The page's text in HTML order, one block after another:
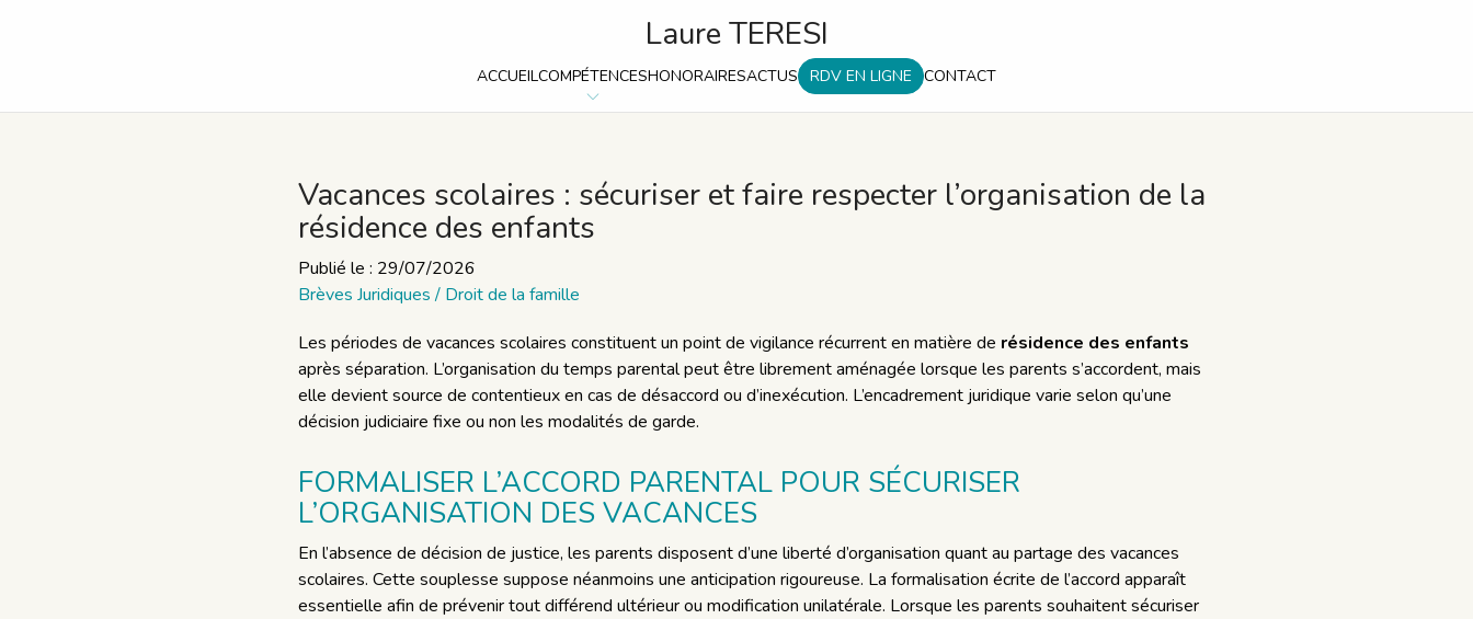
Laure TERESI
ACCUEILCOMPÉTENCESHONORAIRESACTUS RDV EN LIGNE CONTACT
Vacances scolaires : sécuriser et faire respecter l’organisation de la
résidence des enfants
Publié le : 29/07/2026
Brèves Juridiques/ Droit de la famille
Les périodes de vacances scolaires constituent un point de vigilance récurrent en matière de résidence des enfants
après séparation. L’organisation du temps parental peut être librement aménagée lorsque les parents s’accordent, mais
elle devient source de contentieux en cas de désaccord ou d’inexécution. L’encadrement juridique varie selon qu’une
décision judiciaire fixe ou non les modalités de garde.
FORMALISER L’ACCORD PARENTAL POUR SÉCURISER
L’ORGANISATION DES VACANCES
En l’absence de décision de justice, les parents disposent d’une liberté d’organisation quant au partage des vacances
scolaires. Cette souplesse suppose néanmoins une anticipation rigoureuse. La formalisation écrite de l’accord apparaît
essentielle afin de prévenir tout différend ultérieur ou modification unilatérale. Lorsque les parents souhaitent sécuriser